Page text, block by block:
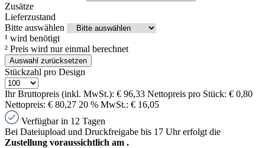
Zusätze
Lieferzustand
Bitte auswählen
¹ wird benötigt
² Preis wird nur einmal berechnet
Auswahl zurücksetzen
Stückzahl pro Design
Ihr Bruttopreis (inkl. MwSt.): € 96,33 Nettopreis pro Stück: € 0,80
Nettopreis: € 80,27 20 % MwSt.: € 16,05
Verfügbar in 12 Tagen
Bei Dateiupload und Druckfreigabe bis 17 Uhr erfolgt die
Zustellung voraussichtlich am .